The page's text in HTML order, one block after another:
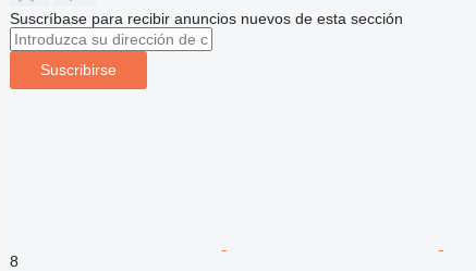
Suscríbase para recibir anuncios nuevos de esta sección
Suscribirse
8